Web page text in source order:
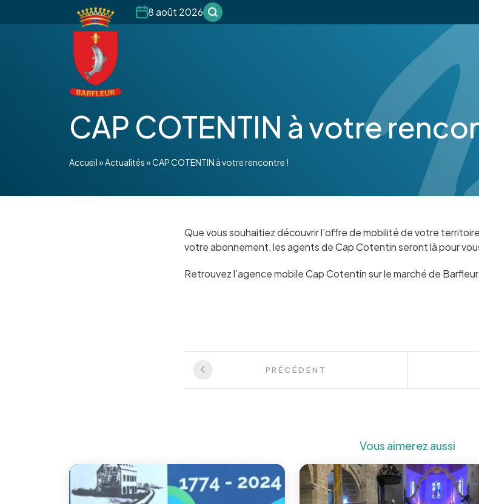
8 août 2026
CAP COTENTIN à votre
Accueil»Actualités»CAP COTENTIN à votre rencontre !
Que vous souhaitiez découvrir l’offre de mobilité de votre
votre abonnement, les agents de Cap Cotentin seront là pour
Retrouvez l’agence mobile Cap Cotentin sur le marché de
PRÉCÉDENT
Vous aimerez aussi